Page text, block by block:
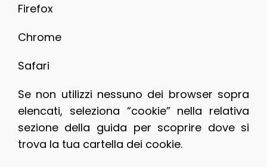
Firefox
Chrome
Safari
Se non utilizzi nessuno dei browser sopra
elencati, seleziona “cookie” nella relativa
sezione della guida per scoprire dove si
trova la tua cartella dei cookie.